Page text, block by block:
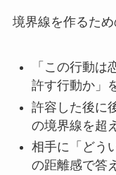
境界線を作るため
「この行動は
許す行動か」
許容した後に
の境界線を超
相手に「どう
の距離感で答